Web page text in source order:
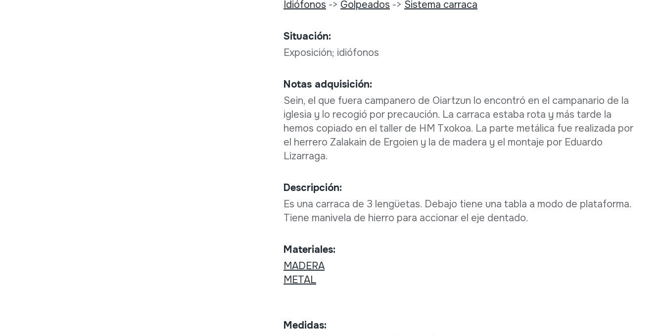
Idiófonos -> Golpeados -> Sistema carraca
Situación:
Exposición; idiófonos
Notas adquisición:
Sein, el que fuera campanero de Oiartzun lo encontró en el campanario de la
iglesia y lo recogió por precaución. La carraca estaba rota y más tarde la
hemos copiado en el taller de HM Txokoa. La parte metálica fue realizada por
el herrero Zalakain de Ergoien y la de madera y el montaje por Eduardo
Lizarraga.
Descripción:
Es una carraca de 3 lengüetas. Debajo tiene una tabla a modo de plataforma.
Tiene manivela de hierro para accionar el eje dentado.
Materiales:
MADERA
METAL
Medidas: